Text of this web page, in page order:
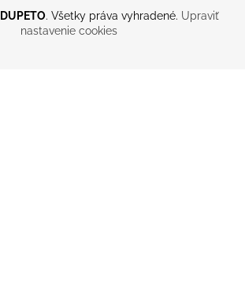
DUPETO. Všetky práva vyhradené. Upraviť
nastavenie cookies